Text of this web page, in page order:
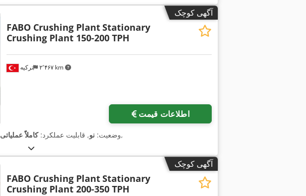
آگهی کوچک
ترکیه ۲٬۴۶۷ km
FABO Crushing PlantStationary
Crushing Plant 150-200 TPH
اطلاعات قیمت
وضعیت: نو, قابلیت عملکرد:کاملاً عملیاتی ,
آگهی کوچک
FABO Crushing PlantStationary
Crushing Plant 200-350 TPH